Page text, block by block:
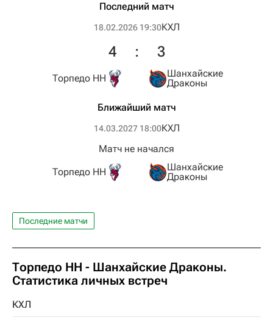
Последний матч
18.02.2026 19:30КХЛ
Торпедо НН
4 : 3
Шанхайские
Драконы
Ближайший матч
14.03.2027 18:00КХЛ
Торпедо НН
Матч не начался
Шанхайские
Драконы
Последние матчи
Торпедо НН - Шанхайские Драконы.
Статистика личных встреч
КХЛ